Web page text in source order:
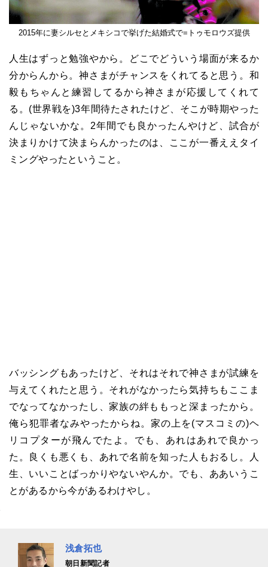
2015年に妻シルセとメキシコで挙げた結婚式で=トゥモロウズ提供
人生はずっと勉強やから。どこでどういう場面が来るか
分からんから。神さまがチャンスをくれてると思う。和
毅もちゃんと練習してるから神さまが応援してくれて
る。(世界戦を)3年間待たされたけど、そこが時期やった
んじゃないかな。2年間でも良かったんやけど、試合が
決まりかけて決まらんかったのは、ここが一番ええタイ
ミングやったということ。
バッシングもあったけど、それはそれで神さまが試練を
与えてくれたと思う。それがなかったら気持ちもここま
でなってなかったし、家族の絆ももっと深まったから。
俺ら犯罪者なみやったからね。家の上を(マスコミの)ヘ
リコプターが飛んでたよ。でも、あれはあれで良かっ
た。良くも悪くも、あれで名前を知った人もおるし。人
生、いいことばっかりやないやんか。でも、ああいうこ
とがあるから今があるわけやし。
浅倉拓也
朝日新聞記者